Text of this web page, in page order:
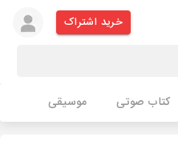
خرید اشتراک
کتاب صوتی موسیقی